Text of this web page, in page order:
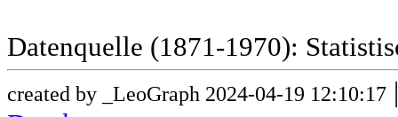
Datenquelle (1871-1970):
created by _LeoGraph 2024-04-19 12:10:17